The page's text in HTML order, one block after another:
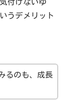
付けないゆ
うデメリット
るのも、成長